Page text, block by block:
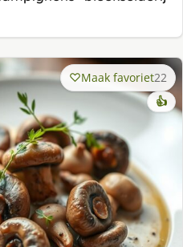
Maak favoriet22
👍